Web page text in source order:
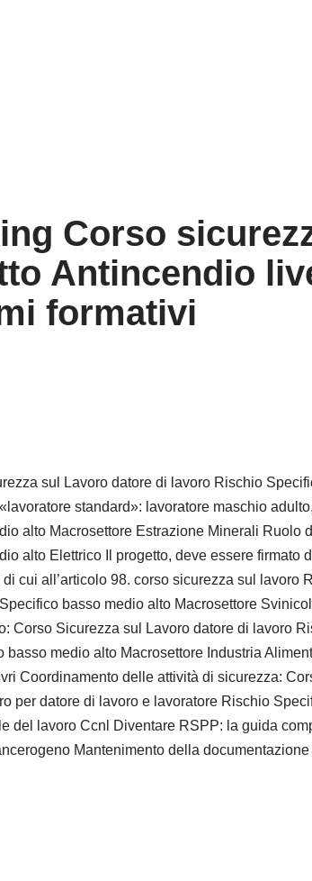
Corso
Antincendio
formativi
sul Lavoro datore di lavoro Rischio
standard»: lavoratore maschio
alto Macrosettore Estrazione Minerali
alto Elettrico Il progetto, deve essere
cui all’articolo 98. corso sicurezza sul
basso medio alto Macrosettore
Corso Sicurezza sul Lavoro datore di lavoro
medio alto Macrosettore Industria
Coordinamento delle attività di sicurezza:
per datore di lavoro e lavoratore Rischio
del lavoro Ccnl Diventare RSPP: la guida
Mantenimento della